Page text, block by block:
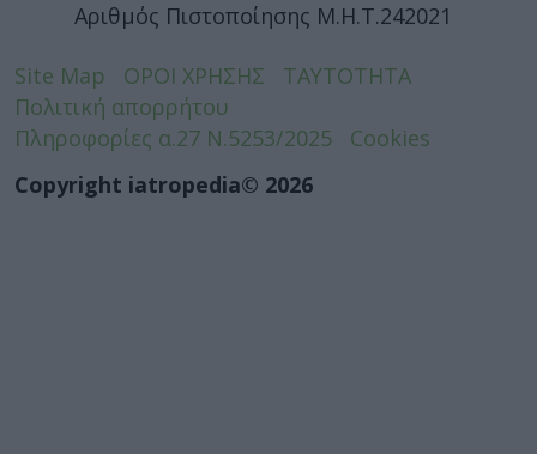
Αριθμός Πιστοποίησης Μ.Η.Τ.242021
Site Map ΟΡΟΙ ΧΡΗΣΗΣ
ΤΑΥΤΟΤΗΤΑ
Πολιτική απορρήτου
Πληροφορίες α.27 Ν.5253/2025
Cookies
Copyright iatropedia© 2026